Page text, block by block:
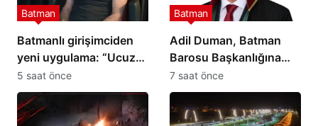
Batmanlı girişimciden
yeni uygulama: “Ucuz
Nerede” ile fiyatları
karşılaştırmak mümkün
Batman
5 saat önce
Adil Duman, Batman
Barosu Başkanlığına
adaylığını açıkladı
Batman
7 saat önce